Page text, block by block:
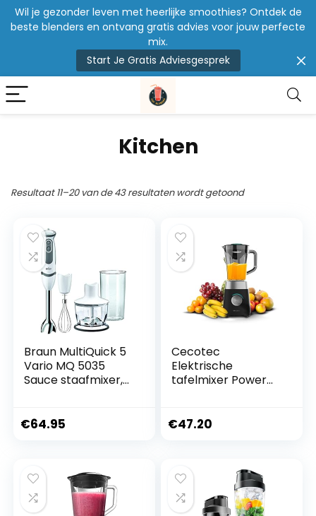
Wil je gezonder leven met heerlijke smoothies? Ontdek de
beste blenders en ontvang gratis advies voor jouw perfecte
mix.
Start Je Gratis Adviesgesprek
Kitchen
Resultaat 11–20 van de 43 resultaten wordt getoond
Braun MultiQuick 5
Vario MQ 5035
Sauce staafmixer,
EasyClick System,
€64.95
Cecotec
Elektrische
tafelmixer Power
2 snelheden, 4
karaf, pulse-functie
voor fijnmaken en
poederen, Ice Pick
€47.20